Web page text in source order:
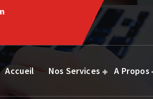
Accueil Nos Services A Propos